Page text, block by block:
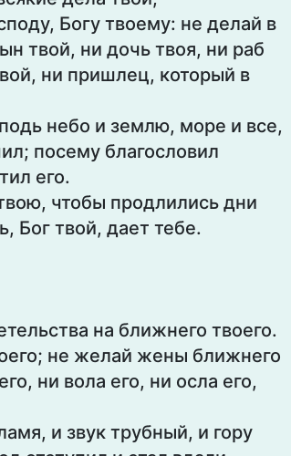
Богу твоему: не делай в
твой, ни дочь твоя, ни раб
ни пришлец, который в
небо и землю, море и все,
посему благословил
его.
чтобы продлились дни
Бог твой, дает тебе.
на ближнего твоего.
не желай жены ближнего
ни вола его, ни осла его,
и звук трубный, и гору